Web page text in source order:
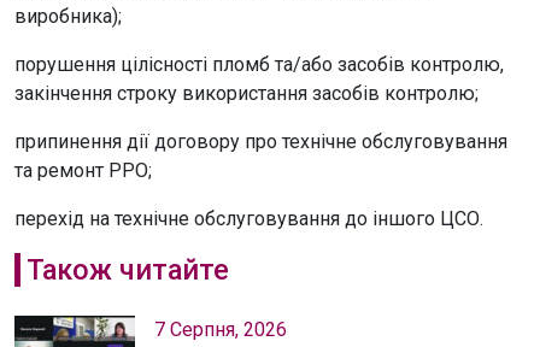
виробника);
порушення цілісності пломб та/або засобів контролю,
закінчення строку використання засобів контролю;
припинення дії договору про технічне обслуговування
та ремонт РРО;
перехід на технічне обслуговування до іншого ЦСО.
Також читайте
7 Серпня, 2026